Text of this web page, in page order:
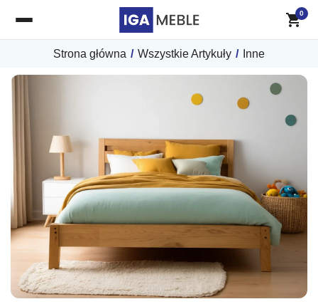
Strona główna / Wszystkie Artykuły / Inne
0